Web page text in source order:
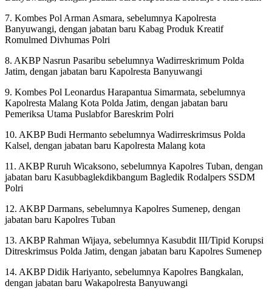
7. Kombes Pol Arman Asmara, sebelumnya Kapolresta
Banyuwangi, dengan jabatan baru Kabag Produk Kreatif
Romulmed Divhumas Polri
8. AKBP Nasrun Pasaribu sebelumnya Wadirreskrimum Polda
Jatim, dengan jabatan baru Kapolresta Banyuwangi
9. Kombes Pol Leonardus Harapantua Simarmata, sebelumnya
Kapolresta Malang Kota Polda Jatim, dengan jabatan baru
Pemeriksa Utama Puslabfor Bareskrim Polri
10. AKBP Budi Hermanto sebelumnya Wadirreskrimsus Polda
Kalsel, dengan jabatan baru Kapolresta Malang kota
11. AKBP Ruruh Wicaksono, sebelumnya Kapolres Tuban, dengan
jabatan baru Kasubbaglekdikbangum Bagledik Rodalpers SSDM
Polri
12. AKBP Darmans, sebelumnya Kapolres Sumenep, dengan
jabatan baru Kapolres Tuban
13. AKBP Rahman Wijaya, sebelumnya Kasubdit III/Tipid Korupsi
Ditreskrimsus Polda Jatim, dengan jabatan baru Kapolres Sumenep
14. AKBP Didik Hariyanto, sebelumnya Kapolres Bangkalan,
dengan jabatan baru Wakapolresta Banyuwangi